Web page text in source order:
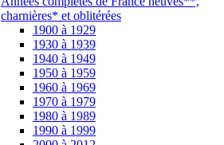
charnières* et oblitérées
1900 à 1929
1930 à 1939
1940 à 1949
1950 à 1959
1960 à 1969
1970 à 1979
1980 à 1989
1990 à 1999